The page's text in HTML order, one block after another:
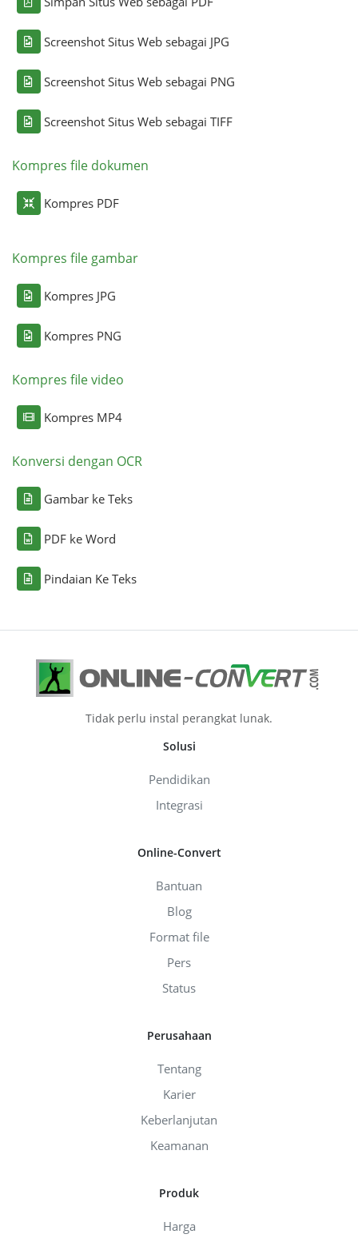
Screenshot Situs Web sebagai JPG
Screenshot Situs Web sebagai PNG
Screenshot Situs Web sebagai TIFF
Kompres file dokumen
Kompres PDF
Kompres file gambar
Kompres JPG
Kompres PNG
Kompres file video
Kompres MP4
Konversi dengan OCR
Gambar ke Teks
PDF ke Word
Pindaian Ke Teks
Tidak perlu instal perangkat lunak.
Solusi
Pendidikan
Integrasi
Online-Convert
Bantuan
Blog
Format file
Pers
Status
Perusahaan
Tentang
Karier
Keberlanjutan
Keamanan
Produk
Harga